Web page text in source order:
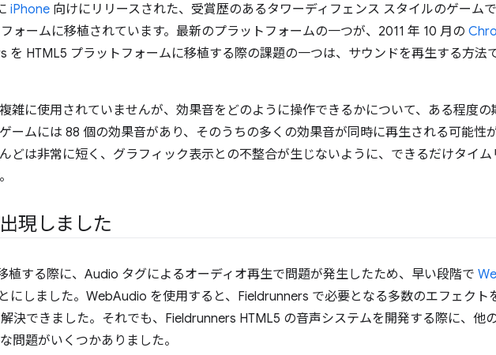
iPhone 向けにリリースされた、受賞歴のあるタワーディフェンス スタイルのゲームで
ォームに移植されています。最新のプラットフォームの一つが、2011 年 10 月の
を HTML5 プラットフォームに移植する際の課題の一つは、サウンドを再生する方法
雑に使用されていませんが、効果音をどのように操作できるかについて、ある程度の
ームには 88 個の効果音があり、そのうちの多くの効果音が同時に再生される可能性
どは非常に短く、グラフィック表示との不整合が生じないように、できるだけタイム
現しました
植する際に、Audio タグによるオーディオ再生で問題が発生したため、早い段階で
にしました。WebAudio を使用すると、Fieldrunners で必要となる多数のエフェクト
決できました。それでも、Fieldrunners HTML5 の音声システムを開発する際に、他
問題がいくつかありました。